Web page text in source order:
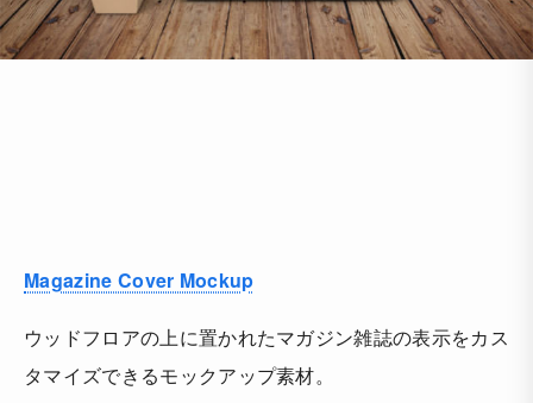
Magazine Cover Mockup
ウッドフロアの上に置かれたマガジン雑誌の表示をカス
タマイズできるモックアップ素材。